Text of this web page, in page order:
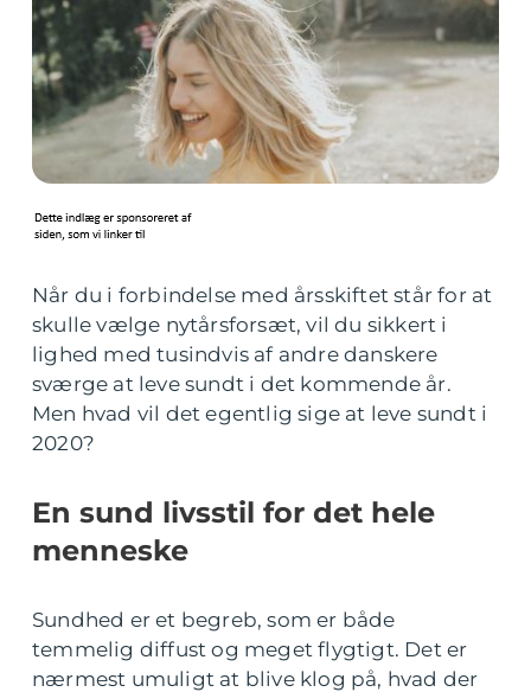
Når du i forbindelse med årsskiftet står for at
skulle vælge nytårsforsæt, vil du sikkert i
lighed med tusindvis af andre danskere
sværge at leve sundt i det kommende år.
Men hvad vil det egentlig sige at leve sundt i
2020?
En sund livsstil for det hele
menneske
Sundhed er et begreb, som er både
temmelig diffust og meget flygtigt. Det er
nærmest umuligt at blive klog på, hvad der